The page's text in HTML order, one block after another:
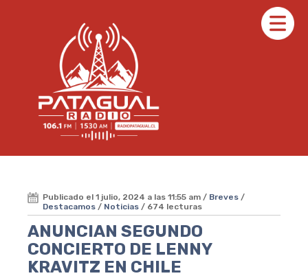
Publicado el 1 julio, 2024 a las 11:55 am / Breves /
Destacamos / Noticias / 674 lecturas
ANUNCIAN SEGUNDO
CONCIERTO DE LENNY
KRAVITZ EN CHILE